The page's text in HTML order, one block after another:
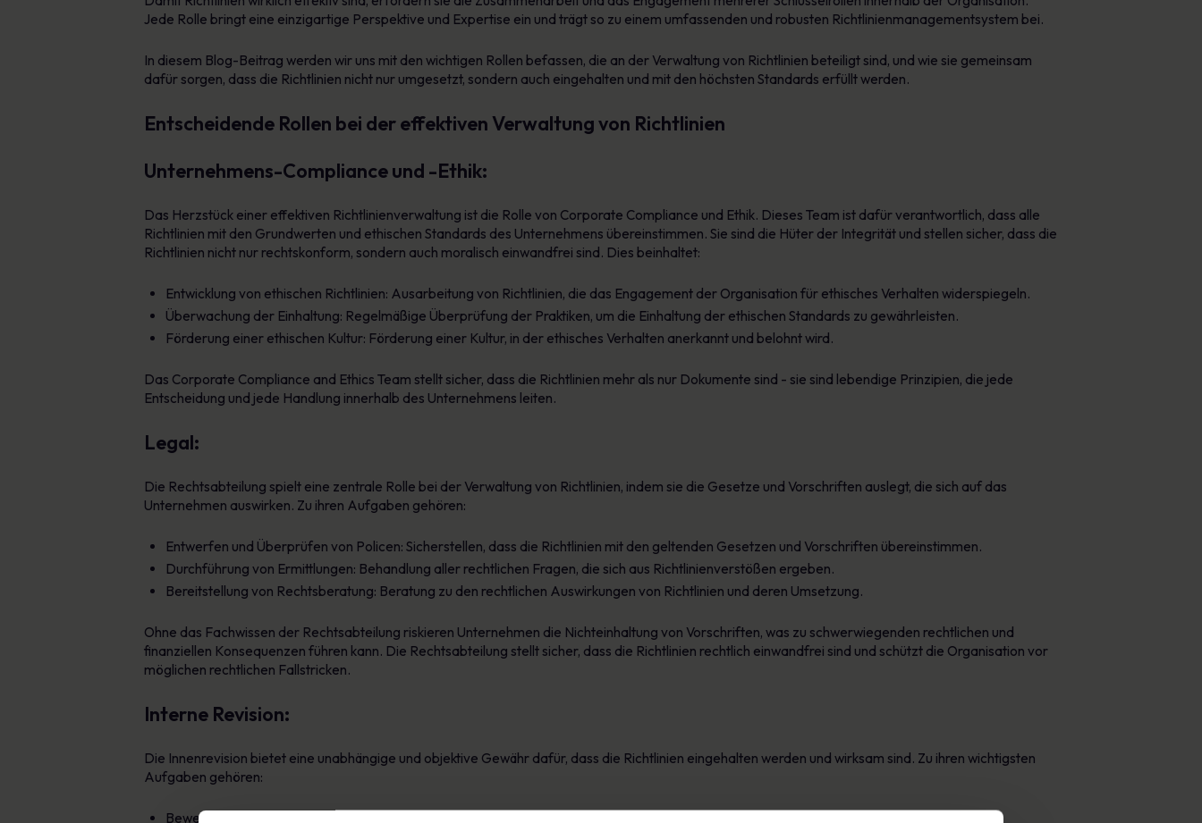
Jede Rolle bringt eine einzigartige Perspektive und Expertise ein und trägt so zu einem umfassenden und robusten Richtlinienmanagementsystem bei.
In diesem Blog-Beitrag werden wir uns mit den wichtigen Rollen befassen, die an der Verwaltung von Richtlinien beteiligt sind, und wie sie gemeinsam
dafür sorgen, dass die Richtlinien nicht nur umgesetzt, sondern auch eingehalten und mit den höchsten Standards erfüllt werden.
Entscheidende Rollen bei der effektiven Verwaltung von Richtlinien
Unternehmens-Compliance und -Ethik:
Das Herzstück einer effektiven Richtlinienverwaltung ist die Rolle von Corporate Compliance und Ethik. Dieses Team ist dafür verantwortlich, dass alle
Richtlinien mit den Grundwerten und ethischen Standards des Unternehmens übereinstimmen. Sie sind die Hüter der Integrität und stellen sicher, dass die
Richtlinien nicht nur rechtskonform, sondern auch moralisch einwandfrei sind. Dies beinhaltet:
Entwicklung von ethischen Richtlinien: Ausarbeitung von Richtlinien, die das Engagement der Organisation für ethisches Verhalten widerspiegeln.
Überwachung der Einhaltung: Regelmäßige Überprüfung der Praktiken, um die Einhaltung der ethischen Standards zu gewährleisten.
Förderung einer ethischen Kultur: Förderung einer Kultur, in der ethisches Verhalten anerkannt und belohnt wird.
Das Corporate Compliance and Ethics Team stellt sicher, dass die Richtlinien mehr als nur Dokumente sind - sie sind lebendige Prinzipien, die jede
Entscheidung und jede Handlung innerhalb des Unternehmens leiten.
Legal:
Die Rechtsabteilung spielt eine zentrale Rolle bei der Verwaltung von Richtlinien, indem sie die Gesetze und Vorschriften auslegt, die sich auf das
Unternehmen auswirken. Zu ihren Aufgaben gehören:
Entwerfen und Überprüfen von Policen: Sicherstellen, dass die Richtlinien mit den geltenden Gesetzen und Vorschriften übereinstimmen.
Durchführung von Ermittlungen: Behandlung aller rechtlichen Fragen, die sich aus Richtlinienverstößen ergeben.
Bereitstellung von Rechtsberatung: Beratung zu den rechtlichen Auswirkungen von Richtlinien und deren Umsetzung.
Ohne das Fachwissen der Rechtsabteilung riskieren Unternehmen die Nichteinhaltung von Vorschriften, was zu schwerwiegenden rechtlichen und
finanziellen Konsequenzen führen kann. Die Rechtsabteilung stellt sicher, dass die Richtlinien rechtlich einwandfrei sind und schützt die Organisation vor
möglichen rechtlichen Fallstricken.
Interne Revision:
Die Innenrevision bietet eine unabhängige und objektive Gewähr dafür, dass die Richtlinien eingehalten werden und wirksam sind. Zu ihren wichtigsten
Aufgaben gehören:
Bewertung der Wirksamkeit von Maßnahmen: Bewertung, ob die Politik ihre beabsichtigten Ergebnisse erzielt.